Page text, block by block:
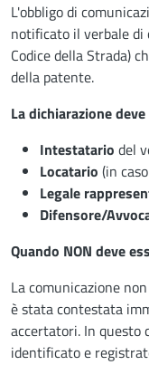
L'obbligo di
notificato il verbale di
Codice della Strada)
della patente.
La dichiarazione
Intestatario del
Locatario (in
Legale
Difensore/
Quando NON deve
La comunicazione
è stata contestata
accertatori. In questo
identificato e